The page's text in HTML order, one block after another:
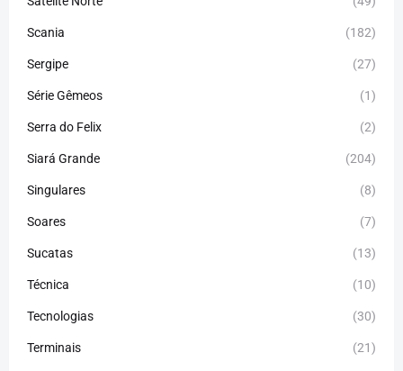
Scania (182)
Sergipe (27)
Série Gêmeos (1)
Serra do Felix (2)
Siará Grande (204)
Singulares (8)
Soares (7)
Sucatas (13)
Técnica (10)
Tecnologias (30)
Terminais (21)